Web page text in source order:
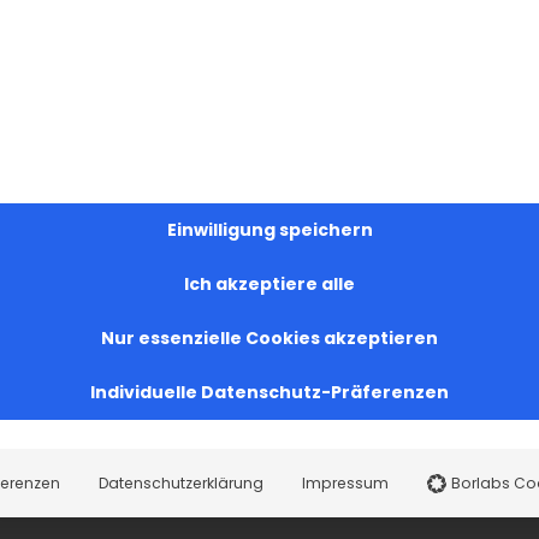
Einwilligung speichern
Ich akzeptiere alle
Nur essenzielle Cookies akzeptieren
Individuelle Datenschutz-Präferenzen
Datenschutzerklärung Impressum Borlabs